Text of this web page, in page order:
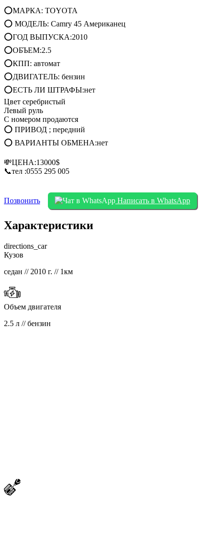
⭕МАРКА: TOYOTA
⭕ МОДЕЛЬ: Camry 45 Американец
⭕ГОД ВЫПУСКА:2010
⭕ОБЪЕМ:2.5
⭕КПП: автомат
⭕ДВИГАТЕЛЬ: бензин
⭕ЕСТЬ ЛИ ШТРАФЫ:нет
Цвет серебристый
Левый руль
С номером продаются
⭕ ПРИВОД ; передний
⭕ ВАРИАНТЫ ОБМЕНА:нет
💸ЦЕНА:13000$
📞тел :0555 295 005
Позвонить Написать в WhatsApp
Характеристики
directions_car
Кузов
седан // 2010 г. // 1км
Объем двигателя
2.5 л // бензин